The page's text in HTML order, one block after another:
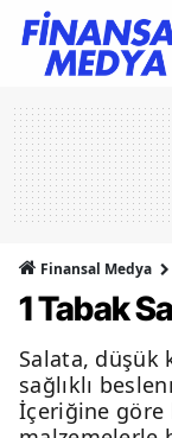
Finansal Medya
1 Tabak
Salata, düşük
sağlıklı
İçeriğine göre